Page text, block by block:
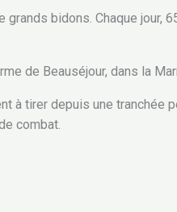
grands bidons. Chaque jour,
de Beauséjour, dans la
à tirer depuis une tranchée
combat.